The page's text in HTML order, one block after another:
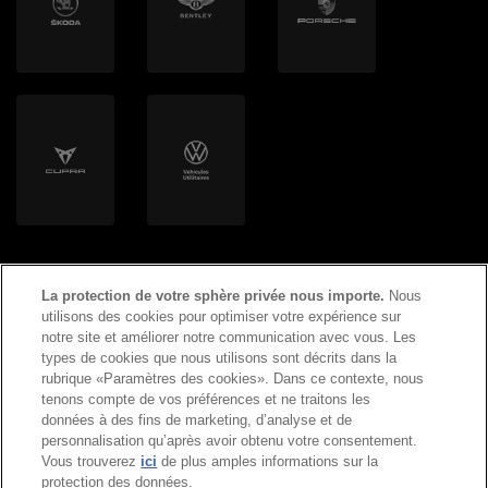
Volton
2026Copyright AMAG Group AG
Mentions légales
Déclaration de protection des données
La protection de votre sphère privée nous importe. Nous
utilisons des cookies pour optimiser votre expérience sur
notre site et améliorer notre communication avec vous. Les
types de cookies que nous utilisons sont décrits dans la
rubrique «Paramètres des cookies». Dans ce contexte, nous
tenons compte de vos préférences et ne traitons les
données à des fins de marketing, d’analyse et de
personnalisation qu’après avoir obtenu votre consentement.
Vous trouverez ici de plus amples informations sur la
protection des données.